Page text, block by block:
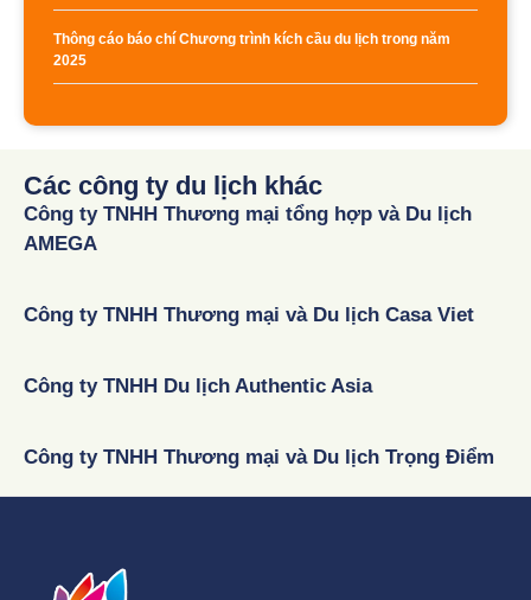
Thông cáo báo chí Chương trình kích cầu du lịch trong năm
2025
Các công ty du lịch khác
Công ty TNHH Thương mại tổng hợp và Du lịch
AMEGA
Công ty TNHH Thương mại và Du lịch Casa Viet
Công ty TNHH Du lịch Authentic Asia
Công ty TNHH Thương mại và Du lịch Trọng Điểm